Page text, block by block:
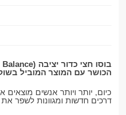
הכושר עם המוצר המוביל
כיום, יותר ויותר אנשים
דרכים חדשות ומגוונות לשפר